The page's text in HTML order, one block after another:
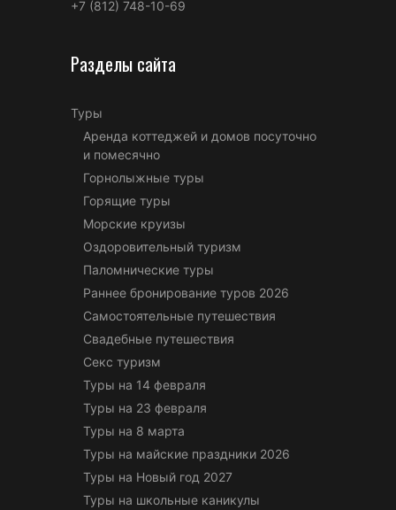
+7 (812) 748-10-69
Разделы сайта
Туры
Аренда коттеджей и домов посуточно
и помесячно
Горнолыжные туры
Горящие туры
Морские круизы
Оздоровительный туризм
Паломнические туры
Раннее бронирование туров 2026
Самостоятельные путешествия
Свадебные путешествия
Секс туризм
Туры на 14 февраля
Туры на 23 февраля
Туры на 8 марта
Туры на майские праздники 2026
Туры на Новый год 2027
Туры на школьные каникулы